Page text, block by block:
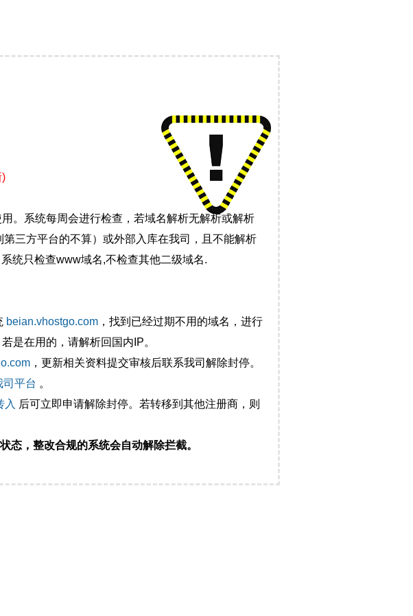
)
。系统每周会进行检查，若域名解析无解析或解析
三方平台的不算）或外部入库在我司，且不能解析
统只检查www域名,不检查其他二级域名.
beian.vhostgo.com ，找到已经过期不用的域名，进行
是在用的，请解析回国内IP。
，更新相关资料提交审核后联系我司解除封停。
司平台 。
入 后可立即申请解除封停。若转移到其他注册商，则
态，整改合规的系统会自动解除拦截。